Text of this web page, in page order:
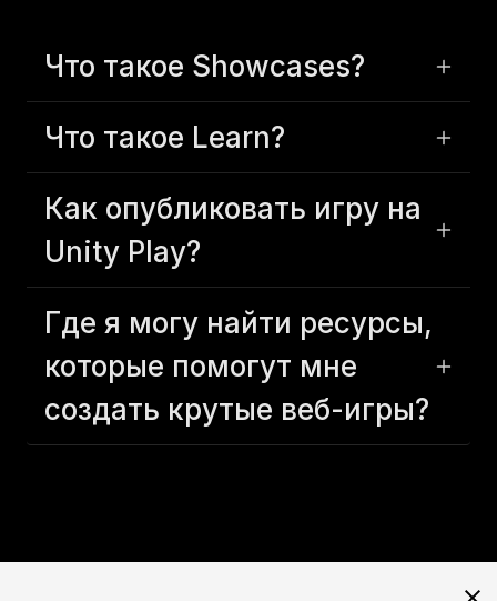
Что такое Showcases?
Что такое Learn?
Как опубликовать игру на
Unity Play?
Где я могу найти ресурсы,
которые помогут мне
создать крутые веб-игры?